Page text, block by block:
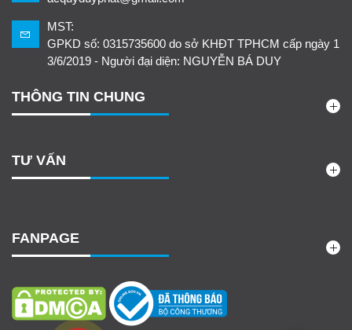
MST:
GPKD số: 0315735600 do sở KHĐT TPHCM cấp ngày 1
3/6/2019 - Người đại diện: NGUYỄN BÁ DUY
THÔNG TIN CHUNG
TƯ VẤN
FANPAGE